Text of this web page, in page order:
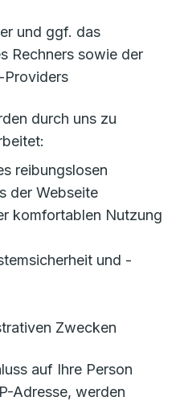
und ggf. das
Rechners sowie der
Providers
durch uns zu
reibungslosen
der Webseite
komfortablen Nutzung
und -
Zwecken
auf Ihre Person
Adresse, werden